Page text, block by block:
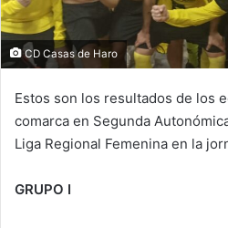
CD Casas de Haro
Estos son los resultados de los
comarca en Segunda
Liga Regional Femenina en la
GRUPO I